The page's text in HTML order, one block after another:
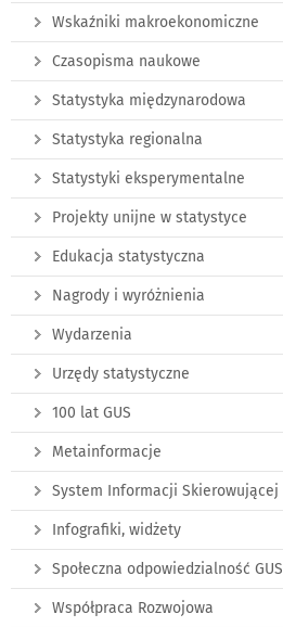
Wskaźniki makroekonomiczne
Czasopisma naukowe
Statystyka międzynarodowa
Statystyka regionalna
Statystyki eksperymentalne
Projekty unijne w statystyce
Edukacja statystyczna
Nagrody i wyróżnienia
Wydarzenia
Urzędy statystyczne
100 lat GUS
Metainformacje
System Informacji Skierowującej
Infografiki, widżety
Społeczna odpowiedzialność GUS
Współpraca Rozwojowa